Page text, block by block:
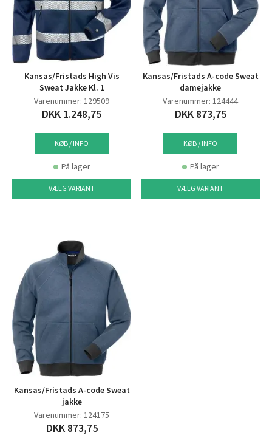
Kansas/Fristads High Vis
Sweat Jakke Kl. 1
Varenummer: 129509
DKK 1.248,75
KØB / INFO
På lager
VÆLG VARIANT
Kansas/Fristads A-code Sweat
damejakke
Varenummer: 124444
DKK 873,75
KØB / INFO
På lager
VÆLG VARIANT
Kansas/Fristads A-code Sweat
jakke
Varenummer: 124175
DKK 873,75